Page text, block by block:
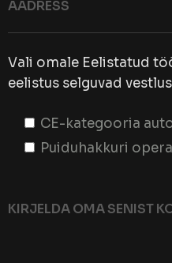
Vali omale Eelistatud
eelistus selguvad
CE-kategooria
Puiduhakkuri